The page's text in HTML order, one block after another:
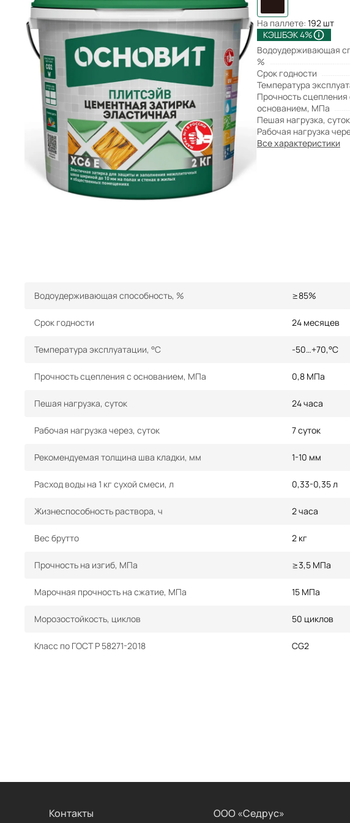
Бренды
На паллете: 192 шт
КЭШБЭК 4%
Водоудерживающая
%
Срок годности
Температура
Прочность сцепления
основанием, МПа
Пешая нагрузка, суток
Рабочая нагрузка
Все характеристики
Водоудерживающая способность, % ≥85%
Срок годности 24 месяцев
Температура эксплуатации, °С -50…+70,°С
Прочность сцепления с основанием, МПа 0,8 МПа
Пешая нагрузка, суток 24 часа
Рабочая нагрузка через, суток 7 суток
Рекомендуемая толщина шва кладки, мм 1-10 мм
Расход воды на 1 кг сухой смеси, л 0,33-0,35 л
Жизнеспособность раствора, ч 2 часа
Вес брутто 2 кг
Прочность на изгиб, МПа ≥3,5 МПа
Марочная прочность на сжатие, МПа 15 МПа
Морозостойкость, циклов 50 циклов
Класс по ГОСТ Р 58271-2018 CG2
Контакты ООО «Седрус»